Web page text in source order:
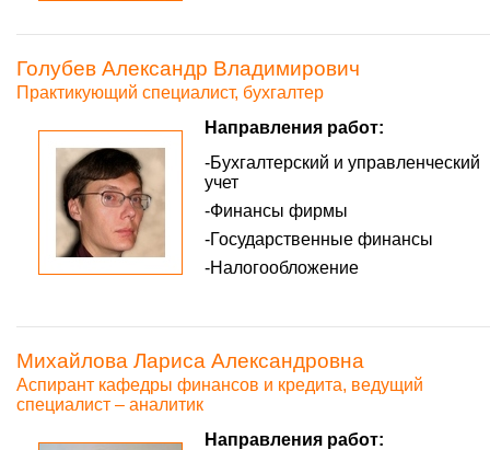
Голубев Александр Владимирович
Практикующий специалист, бухгалтер
Направления работ:
Бухгалтерский и управленческий
учет
Финансы фирмы
Государственные финансы
Налогообложение
Михайлова Лариса Александровна
Аспирант кафедры финансов и кредита, ведущий
специалист – аналитик
Направления работ: